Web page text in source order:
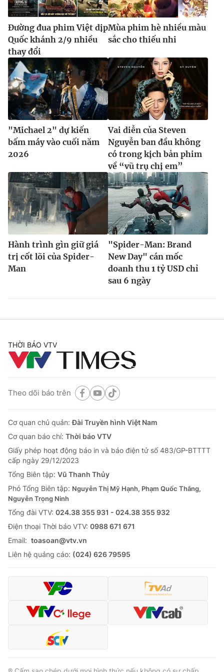
Ðiện thoại Thời báo VTV:024.66 897 897
Email:toasoan@vtv.vn
Liên hệ quảng cáo:024-7300.7108
® Cấm sao chép dưới mọi hình thức nếu không có sự chấp
thuận bằng văn bản. Ghi rõ nguồn VTV.vn khi phát hành lại
thông tin từ website này.
Đường đua phim Việt dịp
Quốc khánh 2/9 nhiều
thay đổi
Mùa phim hè nhiều màu
sắc cho thiếu nhi
"Michael 2" dự kiến
bấm máy vào cuối năm
2026
Vai diễn của Steven
Nguyễn ban đầu không
có trong kịch bản phim
về “vũ trụ chị em”
Hành trình gìn giữ giá
trị cốt lõi của Spider-
Man
"Spider-Man: Brand
New Day" cán mốc
doanh thu 1 tỷ USD chỉ
sau 6 ngày
THỜI BÁO VTV
Theo dõi báo trên
Cơ quan chủ quản:Đài Truyền hình Việt Nam
Cơ quan báo chí: Thời báo VTV
Giấy phép hoạt động báo in và báo điện tử số 483/GP-BTTTT
cấp ngày 29/12/2023
Tổng Biên tập: Vũ Thanh Thủy
Phó Tổng Biên tập: Nguyễn Thị Mỹ Hạnh, Phạm Quốc Thắng,
Nguyễn Trọng Ninh
Tổng đài VTV: 024.38 355 931 - 024.38 355 932
Ðiện thoại Thời báo VTV: 0988 671 671
Email: toasoan@vtv.vn
Liên hệ quảng cáo: (024) 626 79595